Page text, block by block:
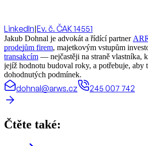
LinkedIn|Ev. č. ČAK 14551
Jakub Dohnal je advokát a řídící partner
prodejům firem, majetkovým vstupům
transakcím — nejčastěji na straně vlastníka,
jejíž hodnotu budoval roky, a potřebuje, aby
dohodnutých podmínek.
dohnal@arws.cz 245 007 742
Čtěte také: